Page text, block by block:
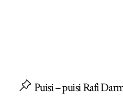
Puisi – puisi Rafi